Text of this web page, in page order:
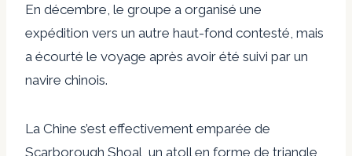
En décembre, le groupe a organisé une
expédition vers un autre haut-fond contesté, mais
a écourté le voyage après avoir été suivi par un
navire chinois.
La Chine s’est effectivement emparée de
Scarborough Shoal, un atoll en forme de triangle